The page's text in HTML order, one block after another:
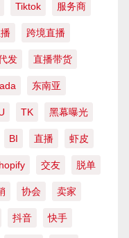
Tiktok 服务商
跨境直播
发 直播带货
东南亚
TK 黑幕曝光
BI 直播 虾皮
交友 脱单
协会 卖家
抖音 快手